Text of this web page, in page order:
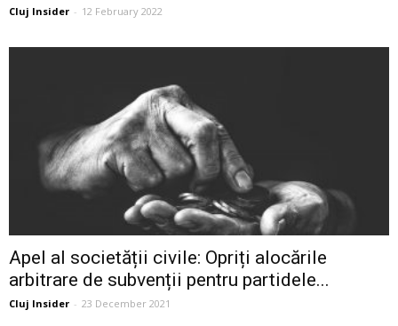
Cluj Insider - 12 February 2022
Apel al societății civile: Opriți alocările
arbitrare de subvenții pentru partidele...
Cluj Insider - 23 December 2021